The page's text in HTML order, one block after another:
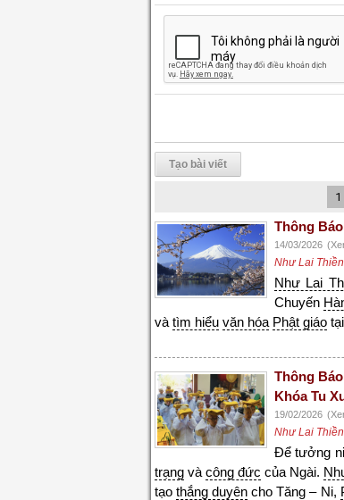
Tạo bài viết
1
Thông
14/03/2026
Như Lai
Như Lai
Chuyến
và tìm hiểu văn hóa Phật giáo
Thông
Khóa Tu
19/02/2026
Như Lai
Để tưởng
trạng và công đức của Ngài.
tạothắng duyên cho Tăng – Ni,